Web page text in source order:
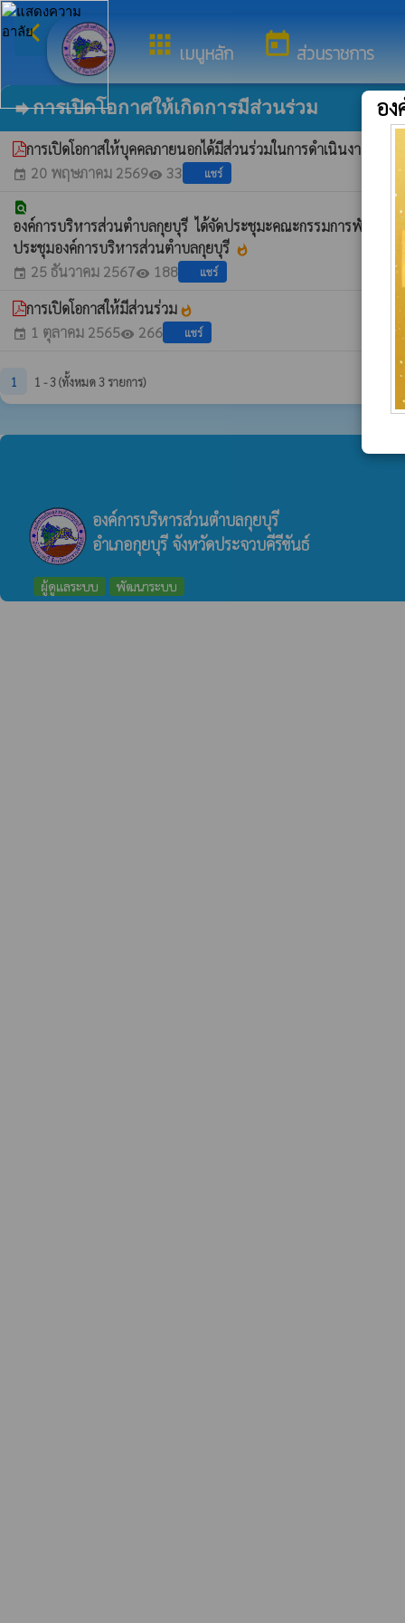
appsเมนูหลัก todayส่วนราชการ
arrow_back_ios กลับเมนูหลัก
forwardการเปิดโอกาศให้เกิดการมีส่วนร่วม
การเปิดโอกาสให้บุคคลภายนอกได้มีส่วนร่วมในการดำเนินงาน
event 20 พฤษภาคม 2569visibility 33 แชร์
find_in_page
องค์การบริหารส่วนตำบลกุยบุรี ได้จัดประชุมะคณะกรรมการพัฒน
ประชุมองค์การบริหารส่วนตำบลกุยบุรี whatshot
event 25 ธันวาคม 2567visibility 188 แชร์
การเปิดโอกาสให้มีส่วนร่วม whatshot
event 1 ตุลาคม 2565visibility 266 แชร์
1 1 - 3 (ทั้งหมด 3 รายการ)
องค์การบริหารส่วนตำบลกุยบุรี
อำเภอกุยบุรี จังหวัดประจวบคีรีขันธ์
ผู้ดูแลระบบ พัฒนาระบบ
อ